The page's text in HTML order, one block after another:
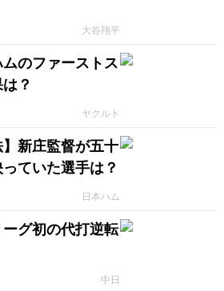
大谷翔平
ムのファーストス
？
ヤクルト
】新庄監督が五十
ていた選手は？
日本ハム
ーグ初の代打逆転
中日